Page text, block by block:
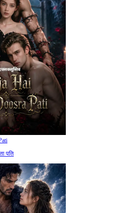
पति